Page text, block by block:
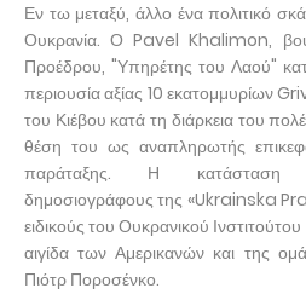
Εν τω μεταξύ, άλλο ένα πολιτικό
Ουκρανία. Ο Pavel Khalimon,
Προέδρου, "Υπηρέτης του Λαού"
περιουσία αξίας 10 εκατομμυρίων
του Κιέβου κατά τη διάρκεια του
θέση του ως αναπληρωτής
παράταξης. Η κατάσταση
δημοσιογράφους της «Ukrainska
ειδικούς του Ουκρανικού
αιγίδα των Αμερικανών και της
Πιότρ Ποροσένκο.